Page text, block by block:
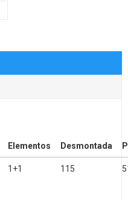
Elementos Desmontada
1+1 115